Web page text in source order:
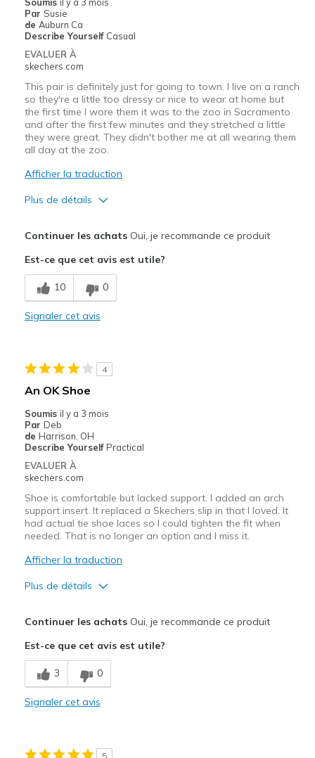
View On Shoes
Par Susie
de Auburn Ca
Describe Yourself Casual
EVALUER À
skechers.com
This pair is definitely just for going to town. I live on a ranch
so they're a little too dressy or nice to wear at home but
the first time I wore them it was to the zoo in Sacramento
and after the first few minutes and they stretched a little
they were great. They didn't bother me at all wearing them
all day at the zoo.
Afficher la traduction
Plus de détails
Breathe Well
Comfortable
The first few minutes I had them on they were to
Les meilleures utilisations
Going Out
Width
Sizing
View On Shoes
Shoes are for Wearing
Continuer les achatsOui, je recommande ce produit
Est-ce que cet avis est utile?
10 0
Signaler cet avis
4
An OK Shoe
Soumis il y a 3 mois
Par Deb
de Harrison, OH
Describe Yourself Practical
EVALUER À
skechers.com
Shoe is comfortable but lacked support. I added an arch
support insert. It replaced a Skechers slip in that I loved. It
had actual tie shoe laces so I could tighten the fit when
needed. That is no longer an option and I miss it.
Afficher la traduction
Plus de détails
Les meilleures utilisations
Casual Wear
View On Shoes
I'm Into Shoes
Continuer les achatsOui, je recommande ce produit
Est-ce que cet avis est utile?
3 0
Signaler cet avis
5